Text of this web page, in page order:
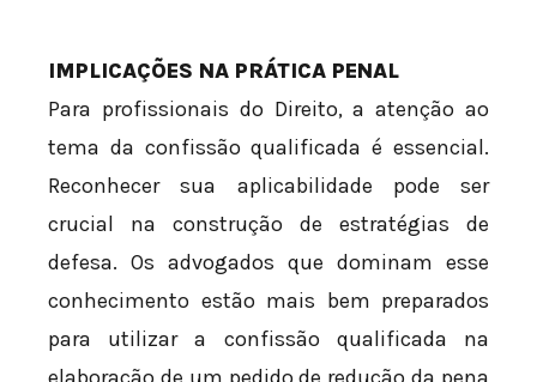
IMPLICAÇÕES NA PRÁTICA PENAL
Para profissionais do Direito, a atenção ao
tema da confissão qualificada é essencial.
Reconhecer sua aplicabilidade pode ser
crucial na construção de estratégias de
defesa. Os advogados que dominam esse
conhecimento estão mais bem preparados
para utilizar a confissão qualificada na
elaboração de um pedido de redução da pena